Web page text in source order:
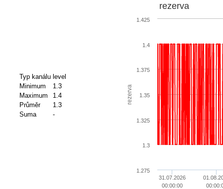
Typ kanálu level
Minimum
1.3
Maximum
1.4
Průměr
1.3
Suma
-
rezerva
rezerva
31.07.2026
00:00:00
1.275
1.3
1.325
1.35
1.375
1.4
1.425